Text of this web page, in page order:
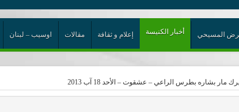
المسيحي أخبار الكنيسة إعلام و ثقافة مقالات اوسيب – لبنان
مار بشاره بطرس الراعي – عشقوت – الأحد 18 آب 2013